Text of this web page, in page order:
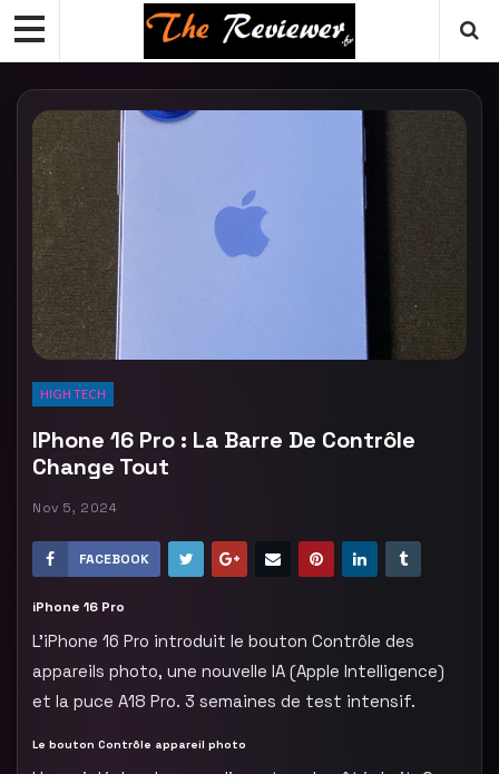
HIGH TECH
IPhone 16 Pro : La Barre De Contrôle
Change Tout
Nov 5, 2024
FACEBOOK
iPhone 16 Pro
L’iPhone 16 Pro introduit le bouton Contrôle des
appareils photo, une nouvelle IA (Apple Intelligence)
et la puce A18 Pro. 3 semaines de test intensif.
Le bouton Contrôle appareil photo